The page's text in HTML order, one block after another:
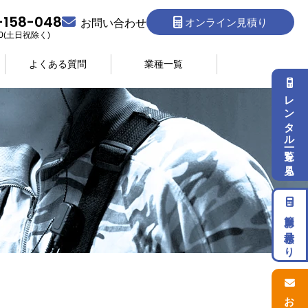
158-048
土日祝除く)
お問い合わせ オンライン見積り
よくある質問 業種一覧
レンタル一覧を見る
簡単お見積もり